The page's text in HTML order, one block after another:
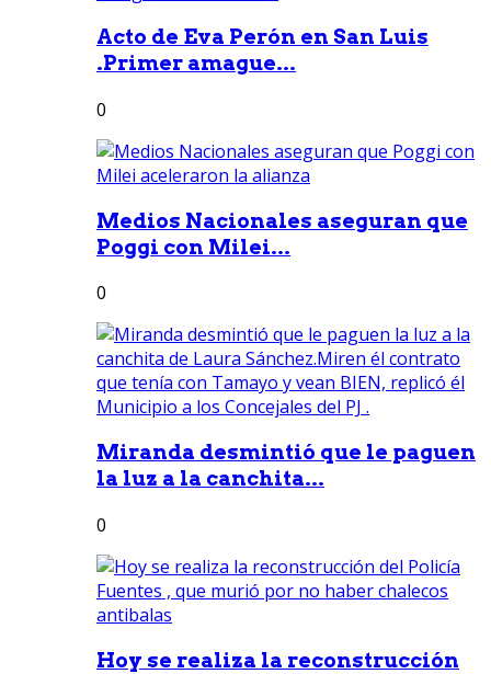
Acto de Eva Perón en San Luis
.Primer amague...
0
Medios Nacionales aseguran que
Poggi con Milei...
0
Miranda desmintió que le paguen
la luz a la canchita...
0
Hoy se realiza la reconstrucción